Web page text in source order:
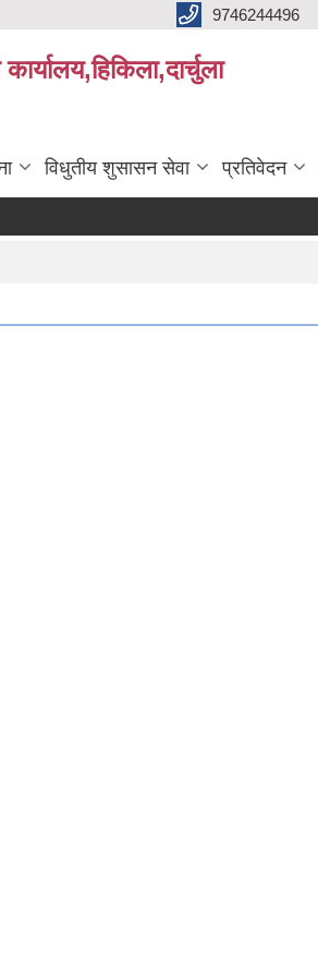
9746244496
विधुतीय शुसासन सेवा प्रतिवेदन